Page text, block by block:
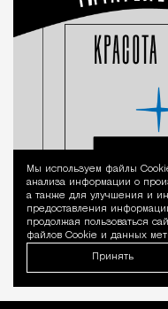
Мы используем файлы
анализа информации о
а также для улучшения и
предоставления
продолжая пользоваться
файлов Cookie и данных
Принять